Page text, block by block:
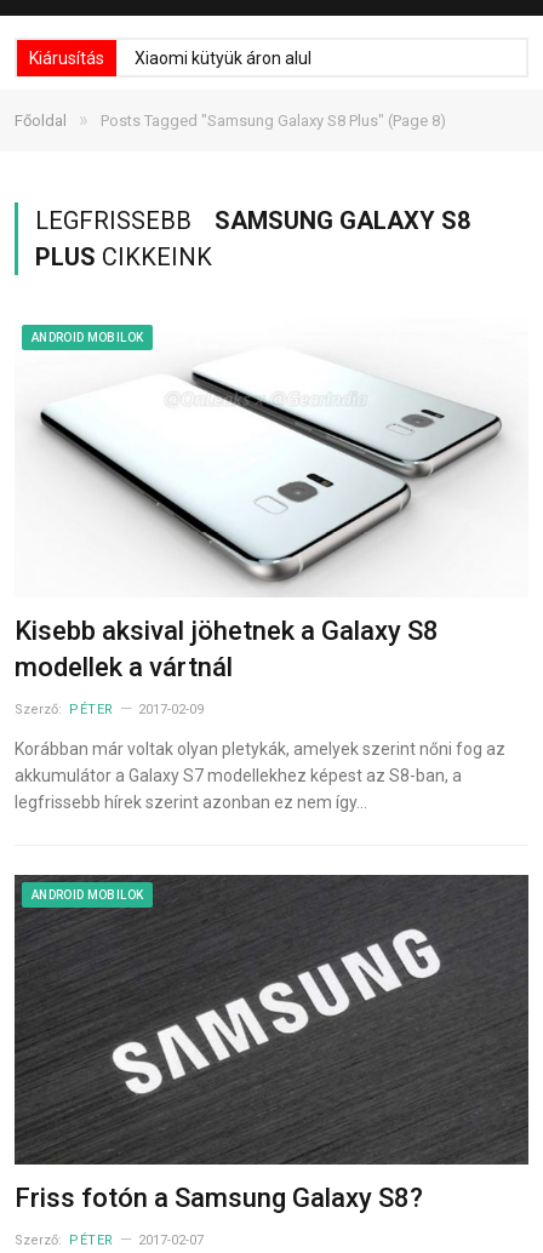
Kiárusítás Xiaomi kütyük áron alul
Főoldal » Posts Tagged "Samsung Galaxy S8 Plus" (Page 8)
LEGFRISSEBB
SAMSUNG GALAXY S8
PLUS CIKKEINK
ANDROID MOBILOK
Kisebb aksival jöhetnek a Galaxy S8
modellek a vártnál
Szerző: PÉTER 2017-02-09
Korábban már voltak olyan pletykák, amelyek szerint nőni fog az
akkumulátor a Galaxy S7 modellekhez képest az S8-ban, a
legfrissebb hírek szerint azonban ez nem így…
ANDROID MOBILOK
Friss fotón a Samsung Galaxy S8?
Szerző: PÉTER 2017-02-07